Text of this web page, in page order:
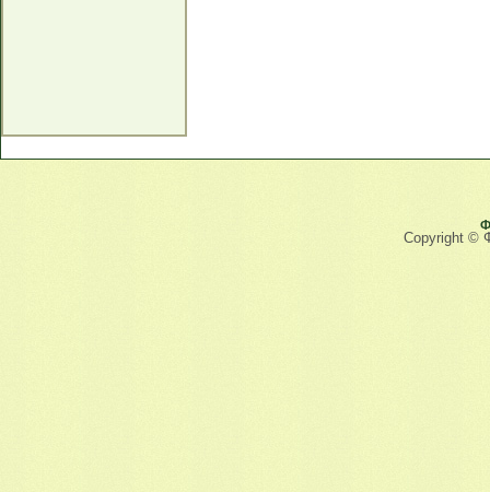
Copyright ©